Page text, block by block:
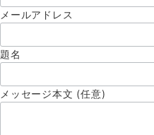
メールアドレス
題名
メッセージ本文 (任意)